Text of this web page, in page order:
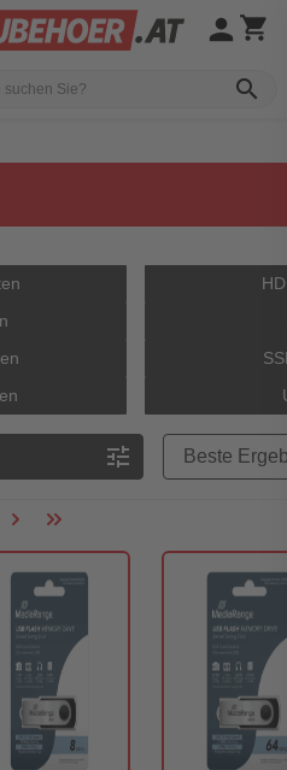
search
person shopping_cart
tune